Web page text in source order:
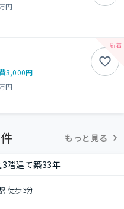
円
3,000円
円
もっと見る
階建て築33年
徒歩3分